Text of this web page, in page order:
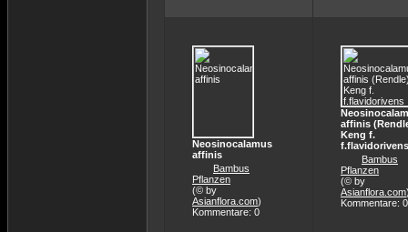
Neosinocalamus
affinis
Bambus
Pflanzen
(© by
Asianflora.com)
Kommentare: 0
affinis
Keng f.
f.flavidorivens
Bambus
Pflanzen
(© by
Asianflora.com
Kommentare: 0